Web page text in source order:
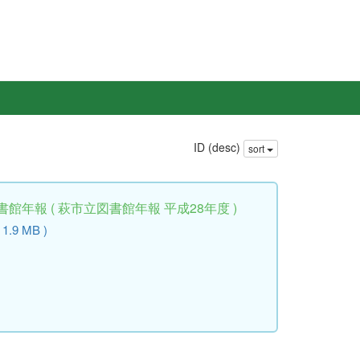
ID (desc) sort
年報 ( 萩市立図書館年報 平成28年度 )
MB )